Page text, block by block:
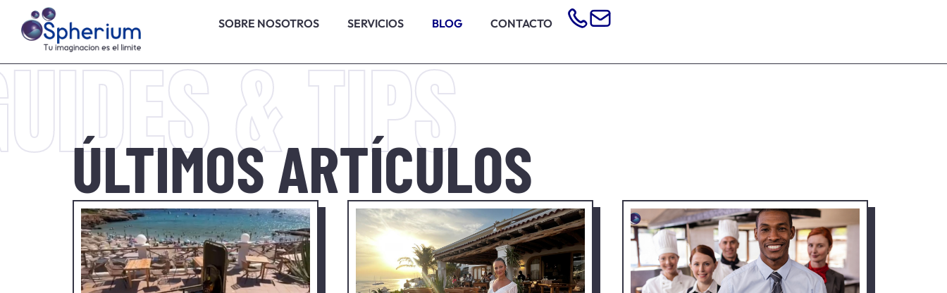
SOBRE NOSOTROS SERVICIOS BLOG CONTACTO
& TIPS
ÚLTIMOS ARTÍCULOS